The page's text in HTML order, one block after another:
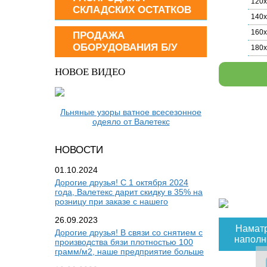
СКЛАДСКИХ ОСТАТКОВ
ПРОДАЖА
ОБОРУДОВАНИЯ Б/У
НОВОЕ ВИДЕО
Льняные узоры ватное всесезонное
одеяло от Валетекс
НОВОСТИ
01.10.2024
Дорогие друзья! С 1 октября 2024
года, Валетекс дарит скидку в 35% на
розницу при заказе с нашего
26.09.2023
Дорогие друзья! В связи со снятием с
производства бязи плотностью 100
грамм/м2, наше предприятие больше